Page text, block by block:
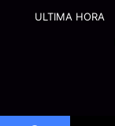
ULTIMA HORA